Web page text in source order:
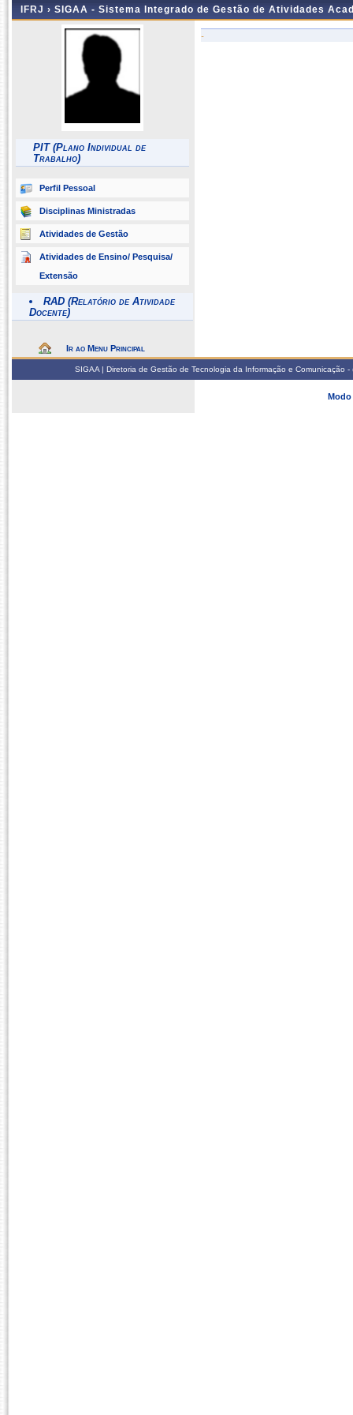
IFRJ › SIGAA - Sistema Integrado de Gestão de Atividades
PIT (Plano Individual de
Trabalho)
Perfil Pessoal
Disciplinas Ministradas
Atividades de Gestão
Atividades de Ensino/ Pesquisa/
Extensão
RAD (Relatório de Atividade
Docente)
Ir ao Menu Principal
-
SIGAA | Diretoria de Gestão de Tecnologia da Informação e
Modo